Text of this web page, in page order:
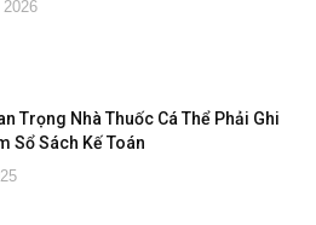
Trọng Nhà Thuốc Cá Thể Phải Ghi
Sổ Sách Kế Toán